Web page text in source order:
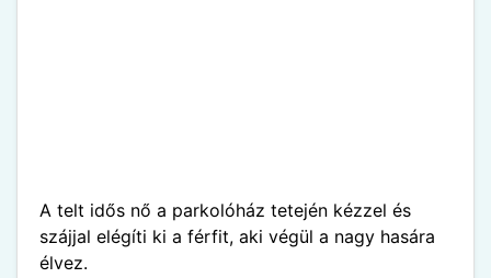
A telt idős nő a parkolóház tetején kézzel és
szájjal elégíti ki a férfit, aki végül a nagy hasára
élvez.